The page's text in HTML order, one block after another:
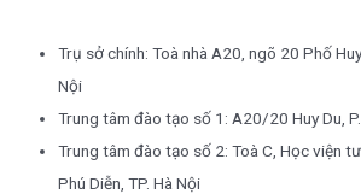
Trụ sở chính: Toà nhà A20, ngõ 20 Phố Huy
Nội
Trung tâm đào tạo số 1: A20/20 Huy Du,
Trung tâm đào tạo số 2: Toà C, Học viện
Phú Diễn, TP. Hà Nội